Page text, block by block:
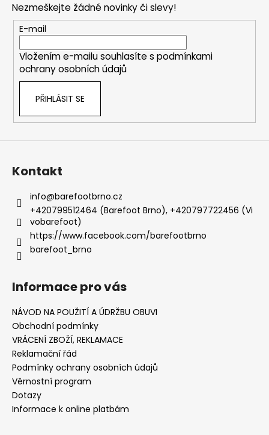
Nezmeškejte žádné novinky či slevy!
E-mail
Vložením e-mailu souhlasíte s podmínkami
ochrany osobních údajů
PŘIHLÁSIT SE
Kontakt
info@barefootbrno.cz
+420799512464 (Barefoot Brno), +420797722456 (Vi
vobarefoot)
https://www.facebook.com/barefootbrno
barefoot_brno
Informace pro vás
NÁVOD NA POUŽITÍ A ÚDRŽBU OBUVI
Obchodní podmínky
VRÁCENÍ ZBOŽÍ, REKLAMACE
Reklamační řád
Podmínky ochrany osobních údajů
Věrnostní program
Dotazy
Informace k online platbám